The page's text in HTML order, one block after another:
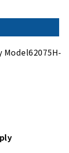
CGC-
目